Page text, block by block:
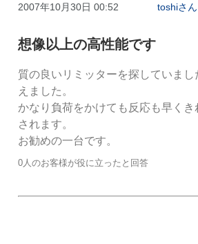
2007年10月30日 00:52 toshiさん
想像以上の高性能です
質の良いリミッターを探していま
えました。
かなり負荷をかけても反応も早くき
されます。
お勧めの一台です。
0人のお客様が役に立ったと回答